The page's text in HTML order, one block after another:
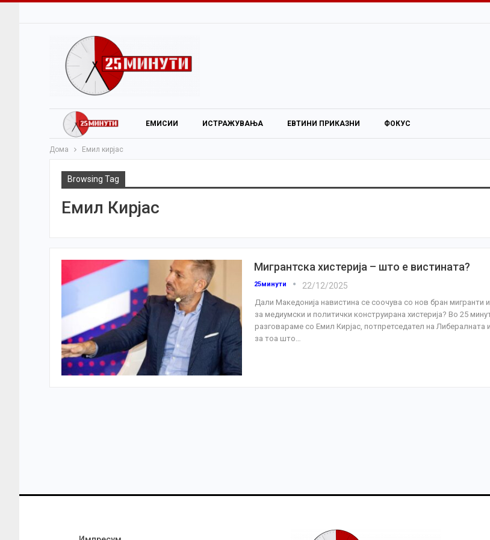
ЕМИСИИ ИСТРАЖУВАЊА ЕВТИНИ ПРИКАЗНИ ФОКУС
Дома Емил кирјас
Browsing Tag
Емил Кирјас
Мигрантска хистерија – што е вистината?
25минути 22/12/2025
Дали Македонија навистина се соочува со нов бран мигранти
за медиумски и политички конструирана хистерија? Во 25
разговараме со Емил Кирјас, потпретседател на Либералната
за тоа што…